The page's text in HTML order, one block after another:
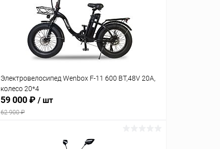
Электровелосипед Wenbox F-11 600 ВТ,48V 20А,
колесо 20*4
59 000 ₽ / шт
62 900 ₽
В корзину